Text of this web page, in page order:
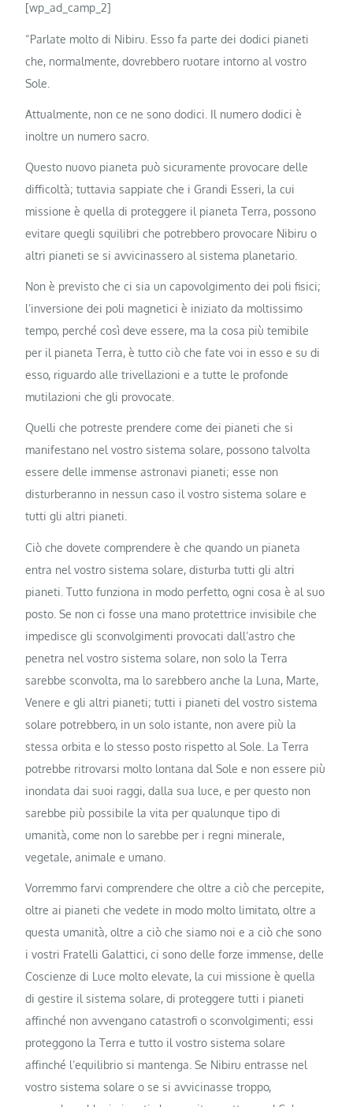
[wp_ad_camp_2]
“Parlate molto di Nibiru. Esso fa parte dei dodici pianeti
che, normalmente, dovrebbero ruotare intorno al vostro
Sole.
Attualmente, non ce ne sono dodici. Il numero dodici è
inoltre un numero sacro.
Questo nuovo pianeta può sicuramente provocare delle
difficoltà; tuttavia sappiate che i Grandi Esseri, la cui
missione è quella di proteggere il pianeta Terra, possono
evitare quegli squilibri che potrebbero provocare Nibiru o
altri pianeti se si avvicinassero al sistema planetario.
Non è previsto che ci sia un capovolgimento dei poli fisici;
l’inversione dei poli magnetici è iniziato da moltissimo
tempo, perché così deve essere, ma la cosa più temibile
per il pianeta Terra, è tutto ciò che fate voi in esso e su di
esso, riguardo alle trivellazioni e a tutte le profonde
mutilazioni che gli provocate.
Quelli che potreste prendere come dei pianeti che si
manifestano nel vostro sistema solare, possono talvolta
essere delle immense astronavi pianeti; esse non
disturberanno in nessun caso il vostro sistema solare e
tutti gli altri pianeti.
Ciò che dovete comprendere è che quando un pianeta
entra nel vostro sistema solare, disturba tutti gli altri
pianeti. Tutto funziona in modo perfetto, ogni cosa è al suo
posto. Se non ci fosse una mano protettrice invisibile che
impedisce gli sconvolgimenti provocati dall’astro che
penetra nel vostro sistema solare, non solo la Terra
sarebbe sconvolta, ma lo sarebbero anche la Luna, Marte,
Venere e gli altri pianeti; tutti i pianeti del vostro sistema
solare potrebbero, in un solo istante, non avere più la
stessa orbita e lo stesso posto rispetto al Sole. La Terra
potrebbe ritrovarsi molto lontana dal Sole e non essere più
inondata dai suoi raggi, dalla sua luce, e per questo non
sarebbe più possibile la vita per qualunque tipo di
umanità, come non lo sarebbe per i regni minerale,
vegetale, animale e umano.
Vorremmo farvi comprendere che oltre a ciò che percepite,
oltre ai pianeti che vedete in modo molto limitato, oltre a
questa umanità, oltre a ciò che siamo noi e a ciò che sono
i vostri Fratelli Galattici, ci sono delle forze immense, delle
Coscienze di Luce molto elevate, la cui missione è quella
di gestire il sistema solare, di proteggere tutti i pianeti
affinché non avvengano catastrofi o sconvolgimenti; essi
proteggono la Terra e tutto il vostro sistema solare
affinché l’equilibrio si mantenga. Se Nibiru entrasse nel
vostro sistema solare o se si avvicinasse troppo,